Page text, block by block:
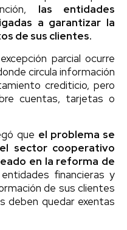
las entidades
a garantizar la
de sus clientes.
parcial ocurre
circula información
crediticio, pero
cuentas, tarjetas o
que el problema se
sector cooperativo
en la reforma de
financieras y
de sus clientes
deben quedar exentas